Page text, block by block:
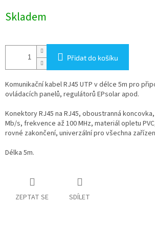
cena:
Skladem
Přidat do košíku
Komunikační kabel RJ45 UTP v délce 5m pro
ovládacích panelů, regulátorů EPsolar apod.
Konektory RJ45 na RJ45, oboustranná
Mb/s, frekvence až 100 MHz, materiál opletu
rovné zakončení, univerzální pro všechna
Délka 5m.
ZEPTAT SE SDÍLET